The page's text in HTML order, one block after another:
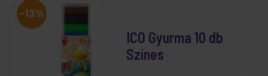
-13%
ICO Gyurma 10 db
Színes